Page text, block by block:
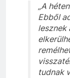
„A
Ebből
lesznek
tudnak